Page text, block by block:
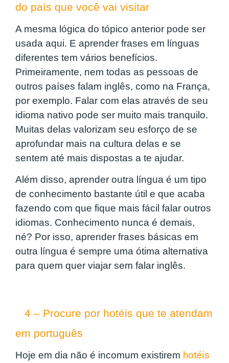
do país que você vai visitar
A mesma lógica do tópico anterior pode ser
usada aqui. E aprender frases em línguas
diferentes tem vários benefícios.
Primeiramente, nem todas as pessoas de
outros países falam inglês, como na França,
por exemplo. Falar com elas através de seu
idioma nativo pode ser muito mais tranquilo.
Muitas delas valorizam seu esforço de se
aprofundar mais na cultura delas e se
sentem até mais dispostas a te ajudar.
Além disso, aprender outra língua é um tipo
de conhecimento bastante útil e que acaba
fazendo com que fique mais fácil falar outros
idiomas. Conhecimento nunca é demais,
né? Por isso, aprender frases básicas em
outra língua é sempre uma ótima alternativa
para quem quer viajar sem falar inglês.
4 – Procure por hotéis que te atendam
em português
Hoje em dia não é incomum existirem hotéis